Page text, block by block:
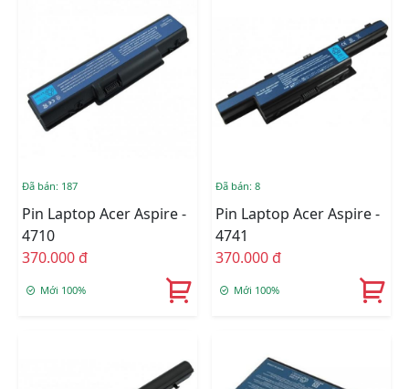
Đã bán: 187
Pin Laptop Acer Aspire -
4710
370.000 đ
Mới 100%
Đã bán: 8
Pin Laptop Acer Aspire -
4741
370.000 đ
Mới 100%